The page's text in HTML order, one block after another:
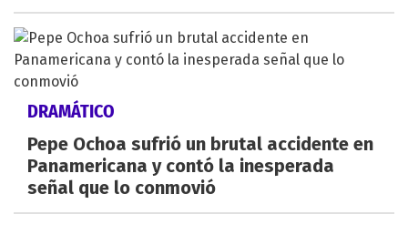
DRAMÁTICO
Pepe Ochoa sufrió un brutal accidente en
Panamericana y contó la inesperada
señal que lo conmovió